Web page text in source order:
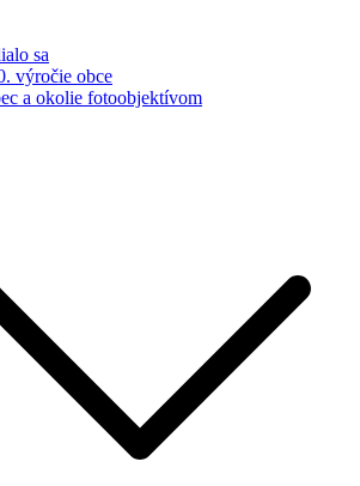
sa
výročie obce
a okolie fotoobjektívom